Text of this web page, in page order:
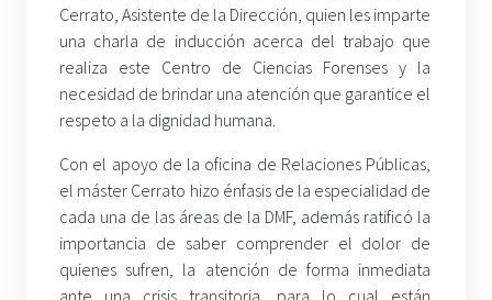
Cerrato, Asistente de la Dirección, quien les imparte
una charla de inducción acerca del trabajo que
realiza este Centro de Ciencias Forenses y la
necesidad de brindar una atención que garantice el
respeto a la dignidad humana.
Con el apoyo de la oficina de Relaciones Públicas,
el máster Cerrato hizo énfasis de la especialidad de
cada una de las áreas de la DMF, además ratificó la
importancia de saber comprender el dolor de
quienes sufren, la atención de forma inmediata
ante una crisis transitoria, para lo cual están